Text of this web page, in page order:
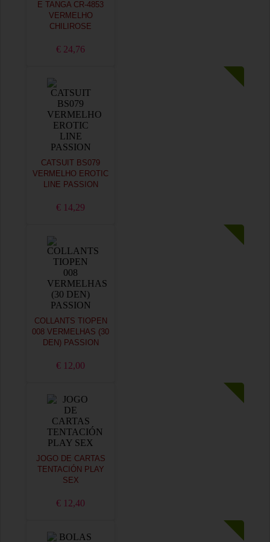
E TANGA CR-4853
VERMELHO
CHILIROSE
€ 24,76
CATSUIT BS079
VERMELHO EROTIC
LINE PASSION
€ 14,29
COLLANTS TIOPEN
008 VERMELHAS (30
DEN) PASSION
€ 12,00
JOGO DE CARTAS
TENTACIÓN PLAY
SEX
€ 12,40